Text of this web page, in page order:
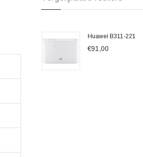
Huawei B311-221
€91,00